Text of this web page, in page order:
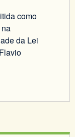
como
da Lei